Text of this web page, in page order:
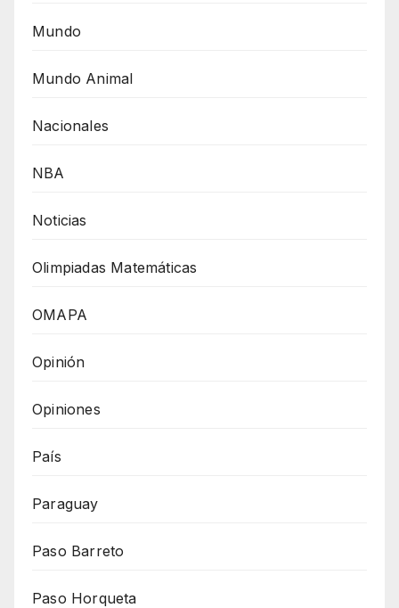
Mundo
Mundo Animal
Nacionales
NBA
Noticias
Olimpiadas Matemáticas
OMAPA
Opinión
Opiniones
País
Paraguay
Paso Barreto
Paso Horqueta